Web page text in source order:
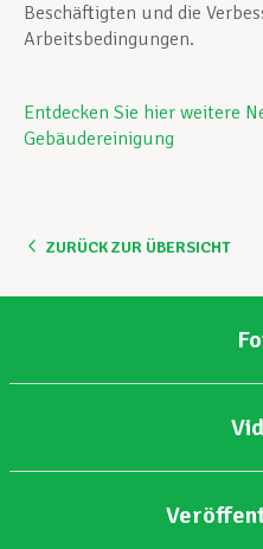
Beschäftigten und die
Arbeitsbedingungen.
Entdecken Sie hier weitere
Gebäudereinigung
ZURÜCK ZUR ÜBERSICHT